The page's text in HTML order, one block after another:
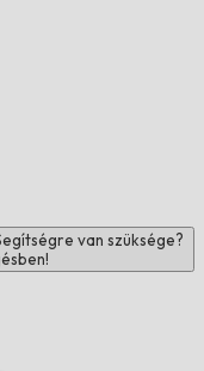
van szüksége?